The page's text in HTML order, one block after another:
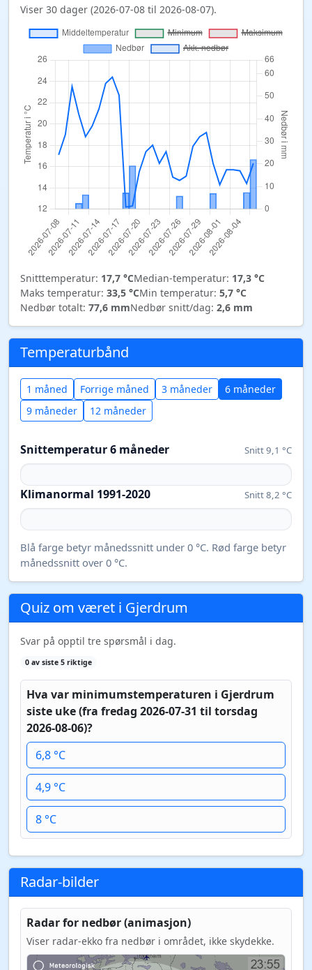
Viser 30 dager (2026-07-08 til 2026-08-07).
Snitttemperatur: 17,7 °CMedian-temperatur: 17,3 °C
Maks temperatur: 33,5 °CMin temperatur: 5,7 °C
Nedbør totalt: 77,6 mmNedbør snitt/dag: 2,6 mm
Temperaturbånd
1 måned Forrige måned 3 måneder
6 måneder
9 måneder
12 måneder
Snittemperatur 6 måneder Snitt 9,1 °C
Klimanormal 1991-2020 Snitt 8,2 °C
Blå farge betyr månedssnitt under 0 °C. Rød farge betyr
månedssnitt over 0 °C.
Quiz om været i Gjerdrum
Svar på opptil tre spørsmål i dag.
0 av siste 5 riktige
Hva var minimumstemperaturen i Gjerdrum
siste uke (fra fredag 2026-07-31 til torsdag
2026-08-06)?
6,8 °C
4,9 °C
8 °C
Radar-bilder
Radar for nedbør (animasjon)
Viser radar-ekko fra nedbør i området, ikke skydekke.